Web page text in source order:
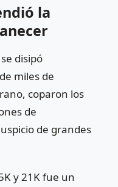
la
disipó
miles de
coparon los
de
de grandes
y 21K fue un